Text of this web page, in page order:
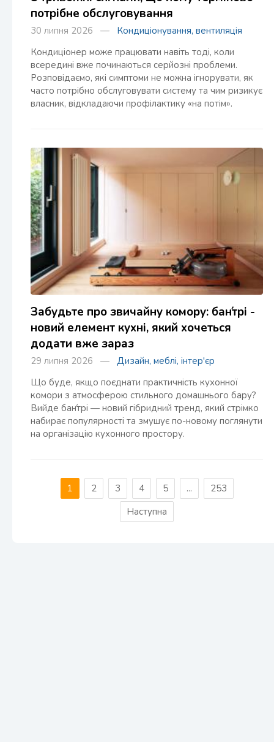
потрібне обслуговування
30 липня 2026 — Кондиціонування, вентиляція
Кондиціонер може працювати навіть тоді, коли
всередині вже починаються серйозні проблеми.
Розповідаємо, які симптоми не можна ігнорувати, як
часто потрібно обслуговувати систему та чим ризикує
власник, відкладаючи профілактику «на потім».
Забудьте про звичайну комору: бан́трі -
новий елемент кухні, який хочеться
додати вже зараз
29 липня 2026 — Дизайн, меблі, інтер'єр
Що буде, якщо поєднати практичність кухонної
комори з атмосферою стильного домашнього бару?
Вийде бан́трі — новий гібридний тренд, який стрімко
набирає популярності та змушує по-новому поглянути
на організацію кухонного простору.
1 2 3 4 5 ...
253
Наступна